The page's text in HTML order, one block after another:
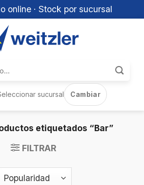
online · Stock por sucursal
sucursal Cambiar
etiquetados “Bar”
FILTRAR